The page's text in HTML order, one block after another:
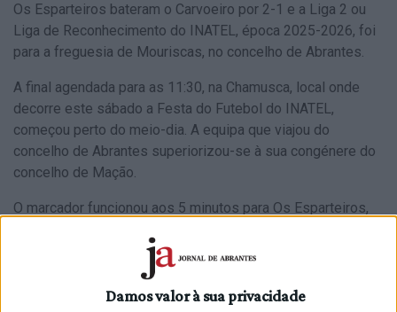
Damos valor à sua privacidade
Os Esparteiros bateram o Carvoeiro por 2-1 e a Liga 2 ou
Liga de Reconhecimento do INATEL, época 2025-2026, foi
para a freguesia de Mouriscas, no concelho de Abrantes.
A final agendada para as 11:30, na Chamusca, local onde
decorre este sábado a Festa do Futebol do INATEL,
começou perto do meio-dia. A equipa que viajou do
concelho de Abrantes superiorizou-se à sua congénere do
concelho de Mação.
O marcador funcionou aos 5 minutos para Os Esparteiros,
O Carvoeiro reduziu por João Filipe aos 90+2, mas já não
foi a tempo de tentar o empate para empurrar o jogo para as